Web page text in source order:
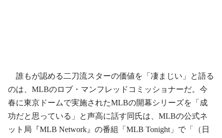
誰もが認める二刀流スターの価値を「凄まじい」と語る
のは、MLBのロブ・マンフレッドコミッショナーだ。今
春に東京ドームで実施されたMLBの開幕シリーズを「成
功だと思っている」と声高に話す同氏は、MLBの公式ネ
ット局『MLB Network』の番組「MLB Tonight」で「（日